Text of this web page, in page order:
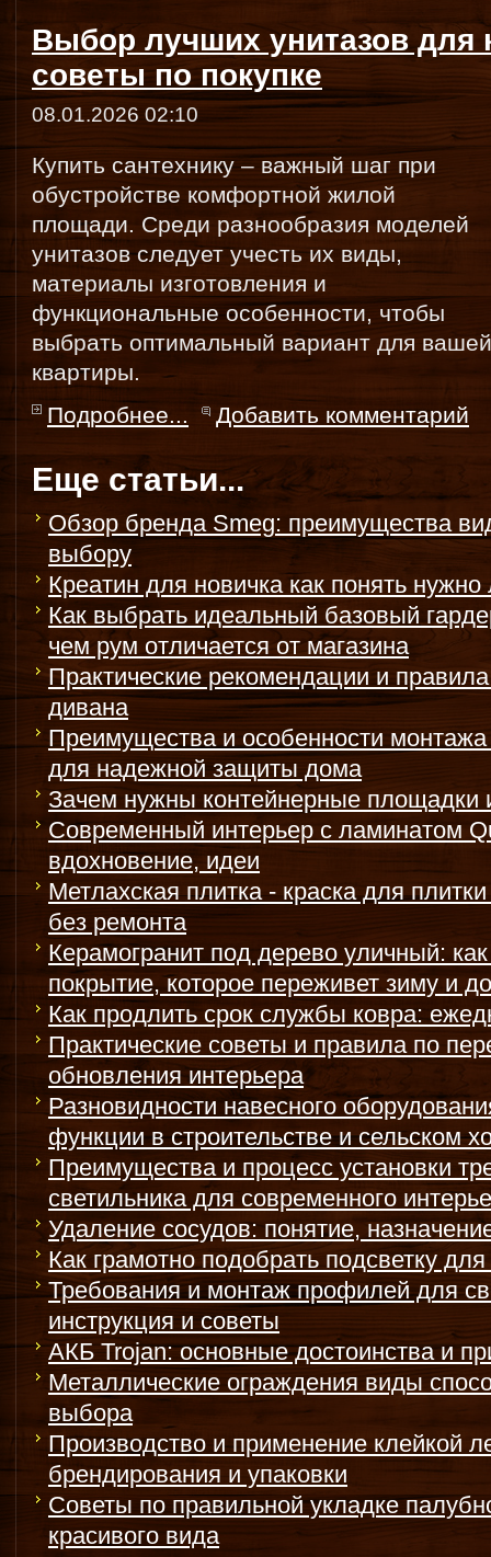
Выбор лучших унитазов для
советы по покупке
08.01.2026 02:10
Купить сантехнику – важный шаг при
обустройстве комфортной жилой
площади. Среди разнообразия моделей
унитазов следует учесть их виды,
материалы изготовления и
функциональные особенности, чтобы
выбрать оптимальный вариант для вашей
квартиры.
Подробнее...
Добавить комментарий
Еще статьи...
Обзор бренда Smeg: преимущества
выбору
Креатин для новичка как понять
Как выбрать идеальный базовый
чем рум отличается от магазина
Практические рекомендации и
дивана
Преимущества и особенности
для надежной защиты дома
Зачем нужны контейнерные площадки
Современный интерьер с ламинатом
вдохновение, идеи
Метлахская плитка - краска для
без ремонта
Керамогранит под дерево уличный:
покрытие, которое переживет зиму и
Как продлить срок службы ковра:
Практические советы и правила по
обновления интерьера
Разновидности навесного
функции в строительстве и сельском
Преимущества и процесс установки
светильника для современного
Удаление сосудов: понятие,
Как грамотно подобрать подсветку
Требования и монтаж профилей для
инструкция и советы
АКБ Trojan: основные достоинства и
Металлические ограждения виды
выбора
Производство и применение клейкой
брендирования и упаковки
Советы по правильной укладке
красивого вида